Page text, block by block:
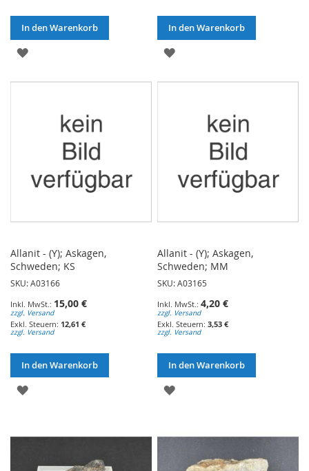
In den Warenkorb
ZUR
In den Warenkorb
ZUR
Allanit - (Y); Askagen,
Schweden; KS
SKU: A03166
15,00 €
zzgl. Versand
12,61 €
zzgl. Versand
In den Warenkorb
ZUR
HINZUFÜGEN
Allanit - (Y); Askagen,
Schweden; MM
SKU: A03165
4,20 €
zzgl. Versand
3,53 €
zzgl. Versand
In den Warenkorb
ZUR
HINZUFÜGEN